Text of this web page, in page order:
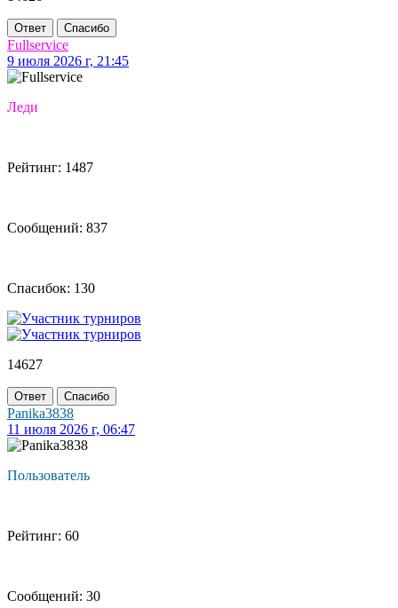
Ответ Спасибо
Fullservice
9 июля 2026 г, 21:45
Леди
Рейтинг: 1487
Сообщений: 837
Спасибок: 130
14627
Ответ Спасибо
Panika3838
11 июля 2026 г, 06:47
Пользователь
Рейтинг: 60
Сообщений: 30